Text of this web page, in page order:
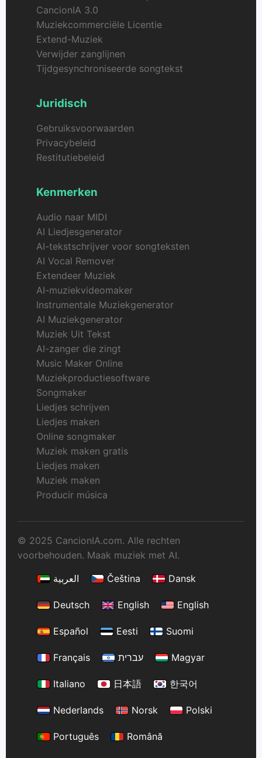
CancionIA 3.0
Muziekcommerciële Licentie
Extend-Muziek
Verwijder zanglijnen
Tijdgesynchroniseerde songtekst
Juridisch
Gebruiksvoorwaarden
Privacybeleid
Restitutiebeleid
Kenmerken
Audio naar MIDI
AI Liedjesgenerator
AI-tekstschrijver voor songteksten
AI Vocal Remover
Extendeer Muziek
AI-muziekvideomaker
Instrumentale Muziekgenerator
AI Muziekgenerator
Muziek Uit Tekst
AI-zanger die zingt
Music Maker Online
Muziekproductiesoftware
Songmaker
Liedjes schrijven
Liedjes maken
Online songmaker
Muziek maken gratis
Liedjes maken
Muziek maken
Producir música
© 2025 CancionIA.com. Alle rechten
voorbehouden. Maak muziek met AI.
العربية
Čeština Dansk
Deutsch English English
Español Eesti Suomi
Français עברית Magyar
Italiano 日本語 한국어
Nederlands Norsk Polski
Português Română